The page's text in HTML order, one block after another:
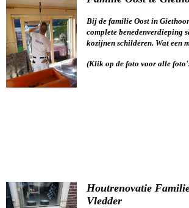
Bij de familie Oost in
complete benedenverdieping
kozijnen schilderen. Wat een
(Klik op de foto voor alle
Houtrenovatie
Vledder